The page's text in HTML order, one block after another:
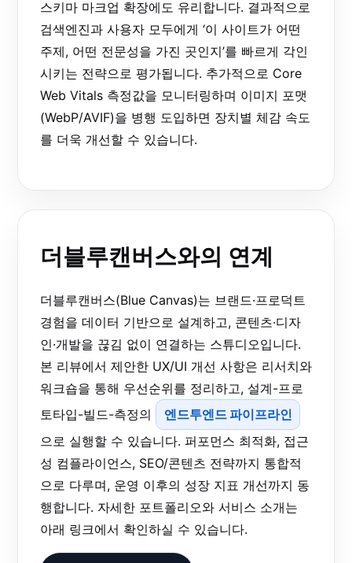
스키마 마크업 확장에도 유리합니다. 결과적으로
검색엔진과 사용자 모두에게 ‘이 사이트가 어떤
주제, 어떤 전문성을 가진 곳인지’를 빠르게 각인
시키는 전략으로 평가됩니다. 추가적으로 Core
Web Vitals 측정값을 모니터링하며 이미지 포맷
(WebP/AVIF)을 병행 도입하면 장치별 체감 속도
를 더욱 개선할 수 있습니다.
더블루캔버스와의 연계
더블루캔버스(Blue Canvas)는 브랜드·프로덕트
경험을 데이터 기반으로 설계하고, 콘텐츠·디자
인·개발을 끊김 없이 연결하는 스튜디오입니다.
본 리뷰에서 제안한 UX/UI 개선 사항은 리서치와
워크숍을 통해 우선순위를 정리하고, 설계-프로
토타입-빌드-측정의
엔드투엔드 파이프라인
으로 실행할 수 있습니다. 퍼포먼스 최적화, 접근
성 컴플라이언스, SEO/콘텐츠 전략까지 통합적
으로 다루며, 운영 이후의 성장 지표 개선까지 동
행합니다. 자세한 포트폴리오와 서비스 소개는
아래 링크에서 확인하실 수 있습니다.